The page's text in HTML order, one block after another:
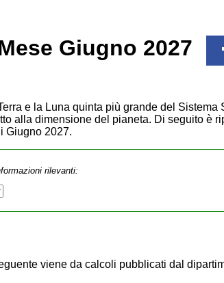
Giugno 2027
e la Luna quinta più grande del Sistema
alla dimensione del pianeta. Di seguito è
Giugno 2027.
rilevanti:
viene da calcoli pubblicati dal